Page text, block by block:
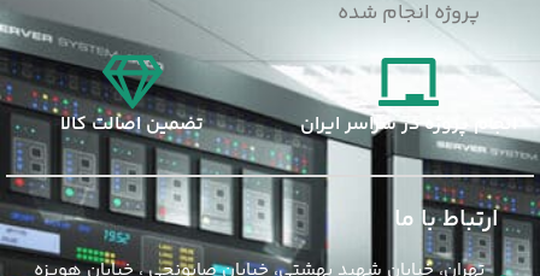
پروژه انجام شده
انجام پروژه در سراسر ایران تضمین اصالت کالا
ارتباط با ما